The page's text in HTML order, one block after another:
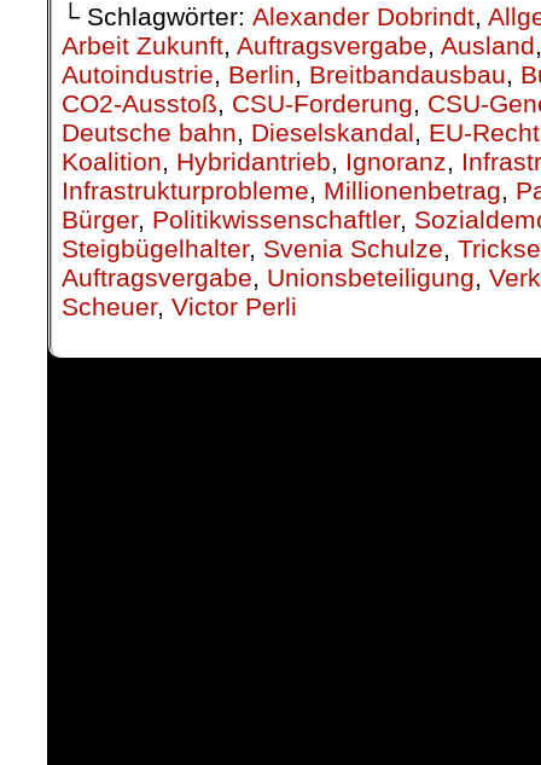
└ Schlagwörter: Alexander Dobrindt,
Arbeit Zukunft, Auftragsvergabe, Ausland
Autoindustrie, Berlin, Breitbandausbau,
CO2-Ausstoß, CSU-Forderung, CSU-
Deutsche bahn, Dieselskandal, EU-Recht
Koalition, Hybridantrieb, Ignoranz,
Infrastrukturprobleme, Millionenbetrag,
Bürger, Politikwissenschaftler,
Steigbügelhalter, Svenia Schulze,
Auftragsvergabe, Unionsbeteiligung,
Scheuer, Victor Perli